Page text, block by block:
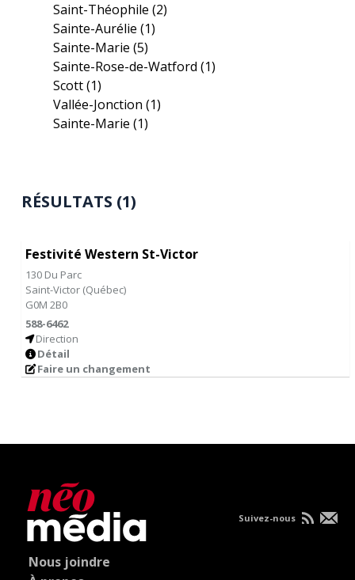
Saint-Théophile(2)
Sainte-Aurélie(1)
Sainte-Marie(5)
Sainte-Rose-de-Watford(1)
Scott(1)
Vallée-Jonction(1)
Sainte-Marie(1)
RÉSULTATS (1)
Festivité Western St-Victor
130 Du Parc
Saint-Victor (Québec)
G0M 2B0
588-6462
Direction
Détail
Faire un changement
Nous joindre
Suivez-nous